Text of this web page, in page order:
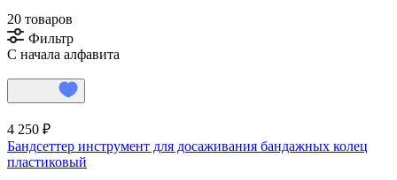
20 товаров
Фильтр
С начала алфавита
4 250 ₽
Бандсеттер инструмент для досаживания бандажных колец
пластиковый